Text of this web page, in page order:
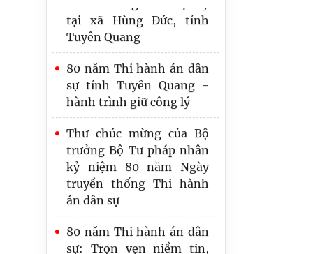
Lưu ý các thời hạn, thời
hiệu quy định tại Luật
Thi hành án dân sự năm
2025
PHÒNG THI HÀNH ÁN
DÂN SỰ KHU VỰC 1 -
TUYÊN QUANG TỔ CHỨC
HÀNH TRÌNH VỀ NGUỒN,
SINH HOẠT CHÍNH TRỊ
Tuyên Quang
80 năm Thi hành án dân
sự tỉnh Tuyên Quang -
hành trình giữ công lý
Thư chúc mừng của Bộ
trưởng Bộ Tư pháp nhân
kỷ niệm 80 năm Ngày
truyền thống Thi hành
án dân sự
80 năm Thi hành án dân
sự: Trọn vẹn niềm tin,
thượng tôn pháp luật